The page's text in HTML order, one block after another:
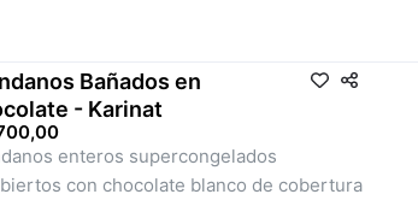
Bañados en
- Karinat
enteros supercongelados
con chocolate blanco de cobertura